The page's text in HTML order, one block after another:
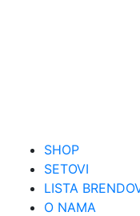
SHOP
SETOVI
LISTA
O NAMA